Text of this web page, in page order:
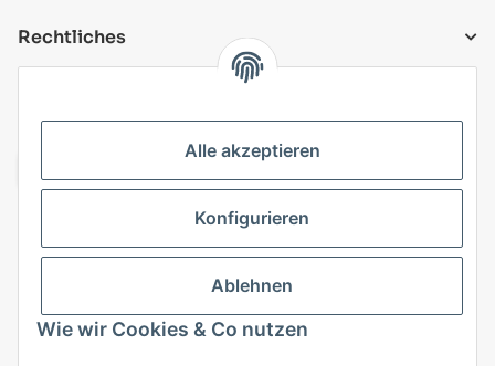
Rechtliches
Vertrag widerrufen
Alle akzeptieren
Konfigurieren
Ablehnen
Wie wir Cookies & Co nutzen